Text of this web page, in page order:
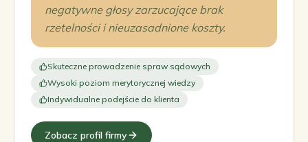
negatywne głosy zarzucające brak
rzetelności i nieuzasadnione koszty.
Skuteczne prowadzenie spraw sądowych
Wysoki poziom merytorycznej wiedzy
Indywidualne podejście do klienta
Zobacz profil firmy